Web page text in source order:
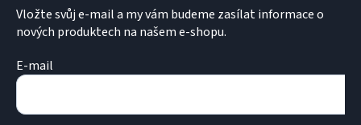
Vložte svůj e-mail a my vám budeme zasílat informace o
nových produktech na našem e-shopu.
E-mail